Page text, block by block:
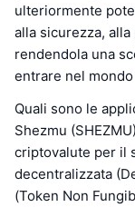
ulteriormente
alla sicurezza,
rendendola una
entrare nel
Quali sono le
Shezmu
criptovalute per il
decentralizzata
(Token Non